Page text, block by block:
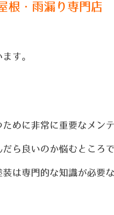
根・雨漏り専門店
す。
めに非常に重要なメンテ
ら良いのか悩むところで
装は専門的な知識が必要